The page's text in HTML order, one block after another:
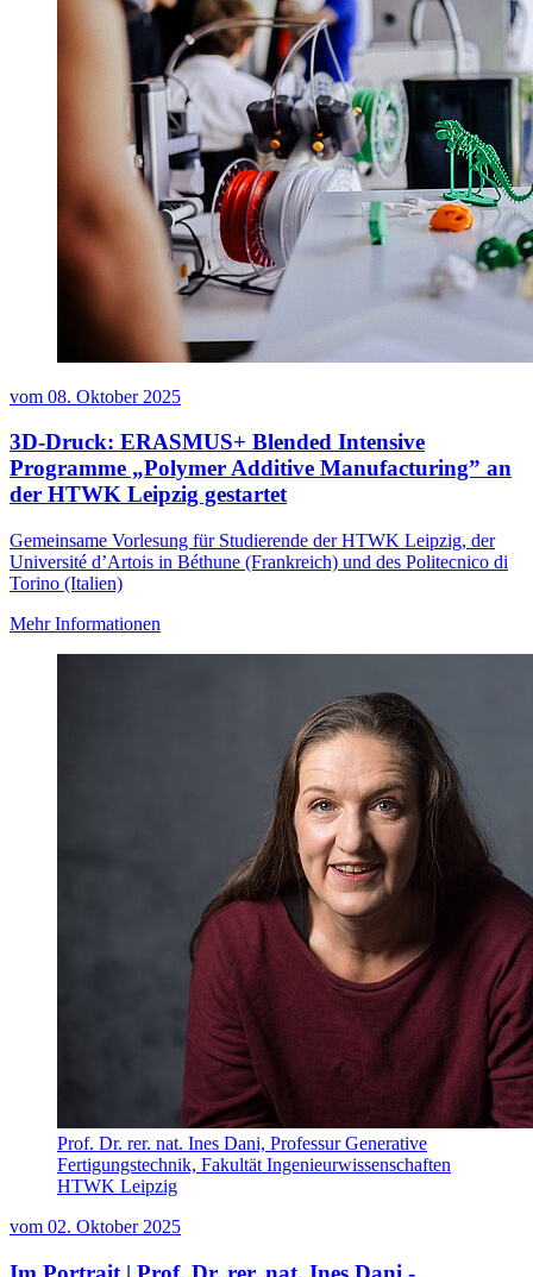
vom 08. Oktober 2025
3D-Druck: ERASMUS+ Blended Intensive
Programme „Polymer Additive Manufacturing” an
der HTWK Leipzig gestartet
Gemeinsame Vorlesung für Studierende der HTWK Leipzig, der
Université d’Artois in Béthune (Frankreich) und des Politecnico di
Torino (Italien)
Mehr Informationen
Prof. Dr. rer. nat. Ines Dani, Professur Generative
Fertigungstechnik, Fakultät Ingenieurwissenschaften
HTWK Leipzig
vom 02. Oktober 2025